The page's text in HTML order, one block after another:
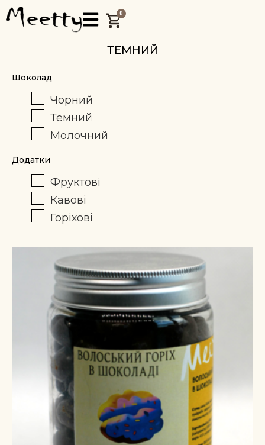
0
ТЕМНИЙ
Шоколад
Чорний
Темний
Молочний
Додатки
Фруктові
Кавові
Горіхові